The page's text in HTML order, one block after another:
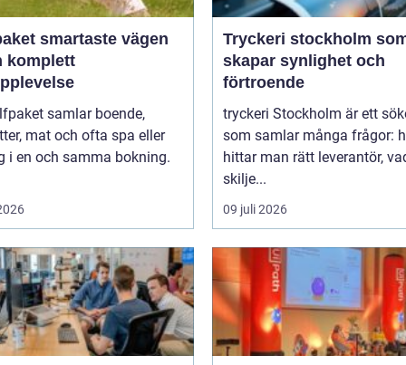
vägen
komplett
samlar boende,
mat och ofta spa eller
i en och samma bokning.
Tryckeri stockholm
skapar synlighet och
förtroende
tryckeri Stockholm är ett
som samlar många frågor:
hittar man rätt leverantör,
skilje...
09 juli 2026